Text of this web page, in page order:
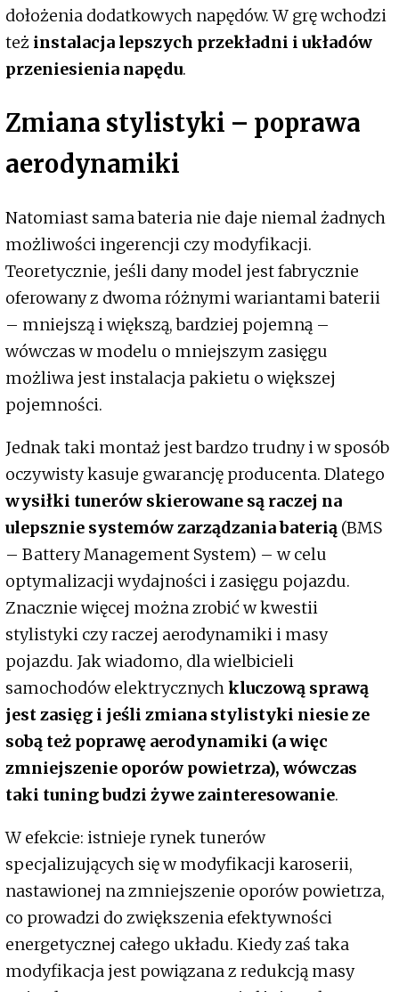
dołożenia dodatkowych napędów. W grę wchodzi
też instalacja lepszych przekładni i układów
przeniesienia napędu.
Zmiana stylistyki – poprawa
aerodynamiki
Natomiast sama bateria nie daje niemal żadnych
możliwości ingerencji czy modyfikacji.
Teoretycznie, jeśli dany model jest fabrycznie
oferowany z dwoma różnymi wariantami baterii
– mniejszą i większą, bardziej pojemną –
wówczas w modelu o mniejszym zasięgu
możliwa jest instalacja pakietu o większej
pojemności.
Jednak taki montaż jest bardzo trudny i w sposób
oczywisty kasuje gwarancję producenta. Dlatego
wysiłki tunerów skierowane są raczej na
ulepsznie systemów zarządzania baterią (BMS
– Battery Management System) – w celu
optymalizacji wydajności i zasięgu pojazdu.
Znacznie więcej można zrobić w kwestii
stylistyki czy raczej aerodynamiki i masy
pojazdu. Jak wiadomo, dla wielbicieli
samochodów elektrycznychkluczową sprawą
jest zasięg i jeśli zmiana stylistyki niesie ze
sobą też poprawę aerodynamiki (a więc
zmniejszenie oporów powietrza), wówczas
taki tuning budzi żywe zainteresowanie.
W efekcie: istnieje rynek tunerów
specjalizujących się w modyfikacji karoserii,
nastawionej na zmniejszenie oporów powietrza,
co prowadzi do zwiększenia efektywności
energetycznej całego układu. Kiedy zaś taka
modyfikacja jest powiązana z redukcją masy